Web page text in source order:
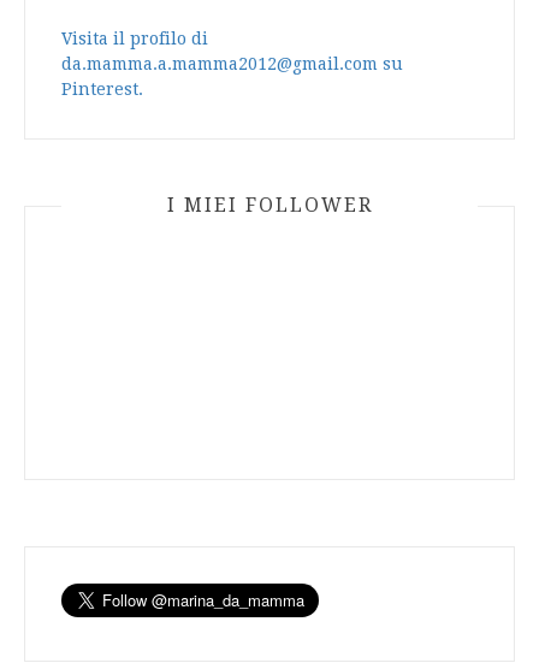
Visita il profilo di
da.mamma.a.mamma2012@gmail.com su
Pinterest.
I MIEI FOLLOWER